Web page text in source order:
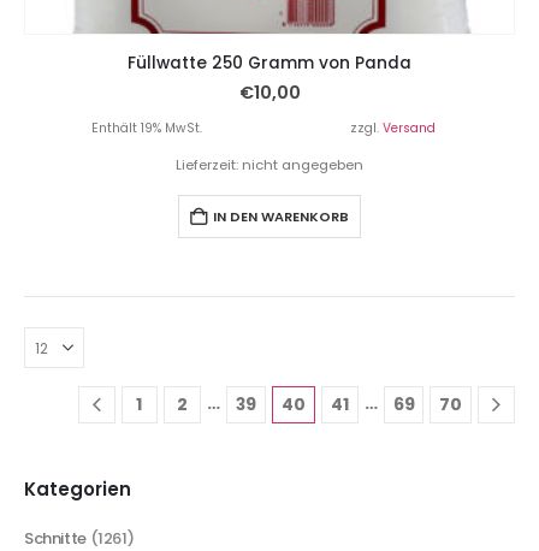
Füllwatte 250 Gramm von Panda
€10,00
Enthält 19% MwSt. zzgl. Versand
Lieferzeit: nicht angegeben
IN DEN WARENKORB
1 2 … 39 40 41 … 69 70
Kategorien
Schnitte (1261)